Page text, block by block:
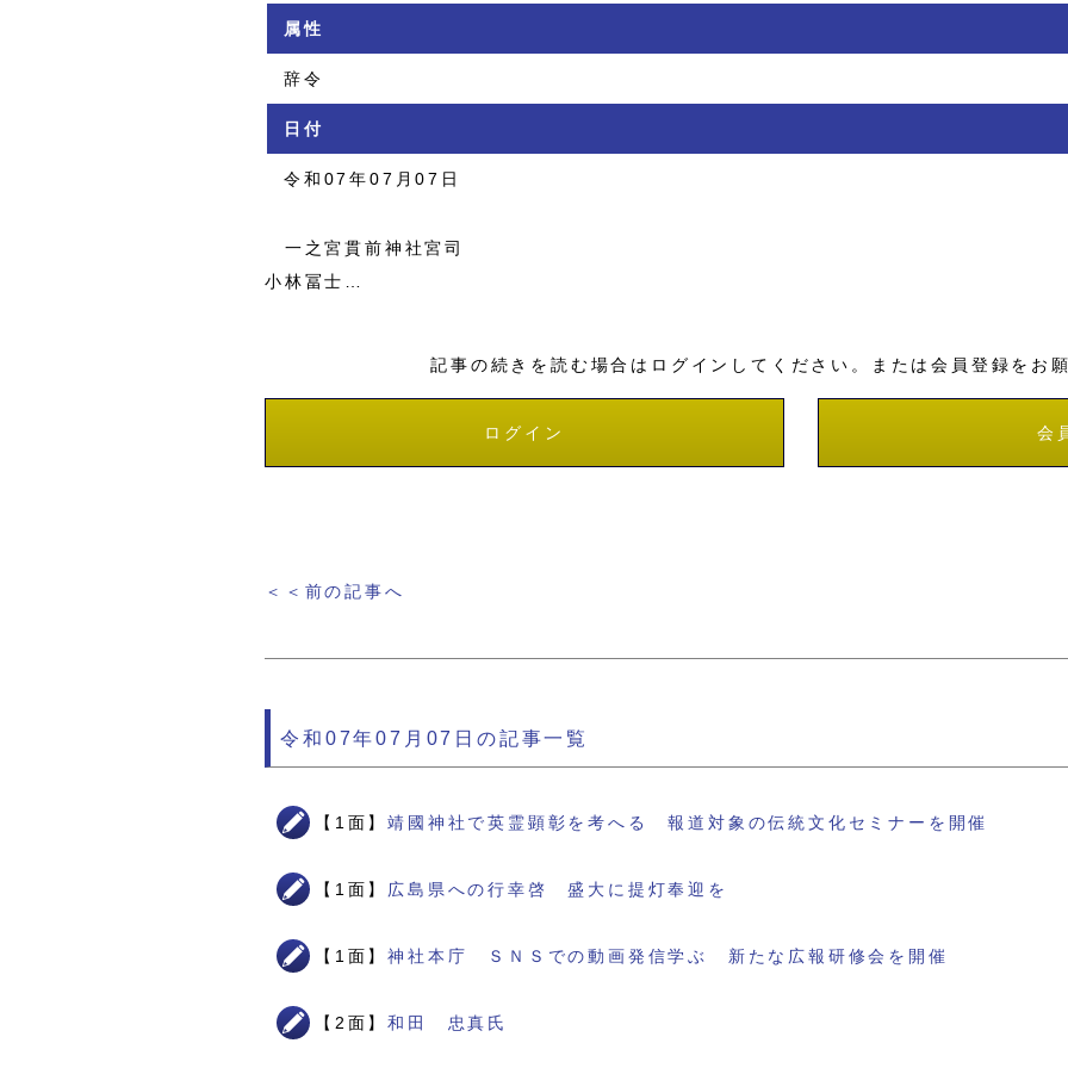
属性
辞令
日付
令和07年07月07日
一之宮貫前神社宮司
小林冨士…
記事の続きを読む場合はログインしてください。または会員登録をお
ログイン 会
＜＜前の記事へ
令和07年07月07日の記事一覧
【1面】靖國神社で英霊顕彰を考へる 報道対象の伝統文化セミナーを開催
【1面】 広島県への行幸啓 盛大に提灯奉迎を
【1面】神社本庁 ＳＮＳでの動画発信学ぶ 新たな広報研修会を開催
【2面】和田 忠真氏